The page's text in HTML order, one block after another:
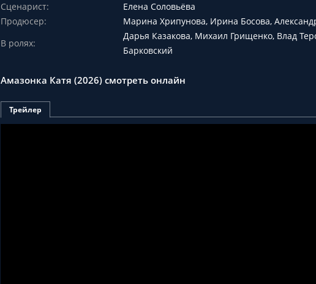
Сценарист:
Елена Соловьёва
Продюсер:
Марина Хрипунова, Ирина Босова,
В ролях:
Дарья Казакова, Михаил Грищенко, Влад
Барковский
Амазонка Катя (2026) смотреть онлайн
Трейлер